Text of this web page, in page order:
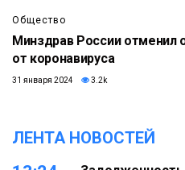
Общество
Минздрав России отменил
от коронавируса
31 января 2024 3.2k
ЛЕНТА НОВОСТЕЙ